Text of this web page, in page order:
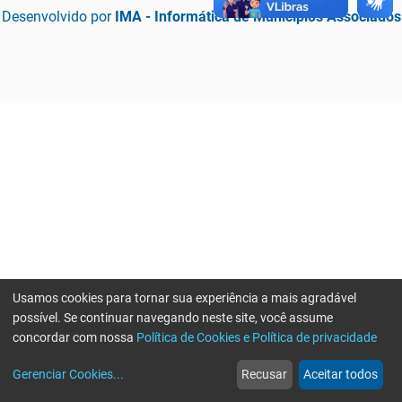
Desenvolvido por IMA - Informática de Municípios Associados
web
Notícias
more_horiz
Mais
Usamos cookies para tornar sua experiência a mais agradável
possível. Se continuar navegando neste site, você assume
concordar com nossa Política de Cookies e Política de privacidade
Gerenciar Cookies... Recusar Aceitar todos
Erro ao enviar informações, por favor tente novamente